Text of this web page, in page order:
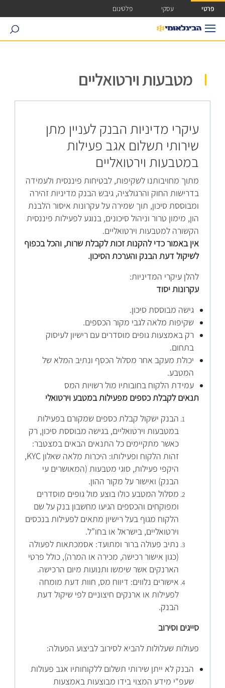
גישה ישירה לכפתור כניסה לחשבונך
פרטי עסקי פלטינום
search
מטבעות וירטואליים
עיקרי מדיניות הבנק לעניין מתן
שירותי תשלום אגב פעילות
במטבעות וירטואליים
מתוך מחויבותנו לשקיפות, לבטיחות פיננסית ולעמידה
בדרישות החוק והרגולציה, גיבש הבנק מדיניות זהירה
ומבוססת סיכון, תוך שמירה על עקרונות איסור הלבנת
הון, מימון טרור וניהול סיכונים, בנוגע לפעילות פיננסית
הקשורה למטבעות וירטואליים.
אין באמור כדי להקנות זכות לקבלת שרות, והכל בכפוף
לשיקול דעת הבנק והערכת הסיכון.
להלן עיקרי המדיניות:
עקרונות יסוד
גישה מבוססת סיכון.
שקיפות מלאה לגבי מקור הכספים.
רק באמצעות גופים מוסדרים עם רישיון לעיסוק
בתחום.
יכולת מעקב אחר מסלול הכסף ונתיב המלא של
המטבע.
עמידת הלקוח בחובותיו מול רשויות המס
תנאים לקבלת כספים מפעילות במטבע וירטואלי
הבנק ישקול קבלת כספים שמקורם בפעילות
במטבעות וירטואליים, בגישה מבוססת סיכון, רק
כאשר מתקיימים כל התנאים הבאים במצטבר:
זהות הלקוח ופעילותו: היכרות מלאה שאלון KYC,
היקפי פעילות, סוגי מטבעות (המאושרים עי
הבנק) ואישור על מקור ההון.
מסלול המטבע כולו בוצע מול גופים מוסדרים
ומפוקחים והכספים הגיעו מחשבון בנק על שם
הלקוח מגוף בעל רישיון מתאים לפעילות בנכסים
וירטואליים, בישראל או בחו”ל.
נתיב פעולה ברור ומתועד: אסמכתאות לפעולה
(כגון אישור רכישה, מכירה או המרה), כולל פרטי
הארנקים אשר שימשו ותנועות מיום הרכישה.
אישורים נלווים: דיווח מס, חוות דעת מומחה
לפעילות או ארנקים חיצוניים לפי שיקול דעת
הבנק.
סייגים וסירוב
פעולות שעלולות להביא לסירוב לביצוע הפעולה:
הבנק לא ייתן שירותי תשלום ללקוחותיו אגב פעולות
שעפ"י מידע המצוי בידו מבוצעות באמצעות